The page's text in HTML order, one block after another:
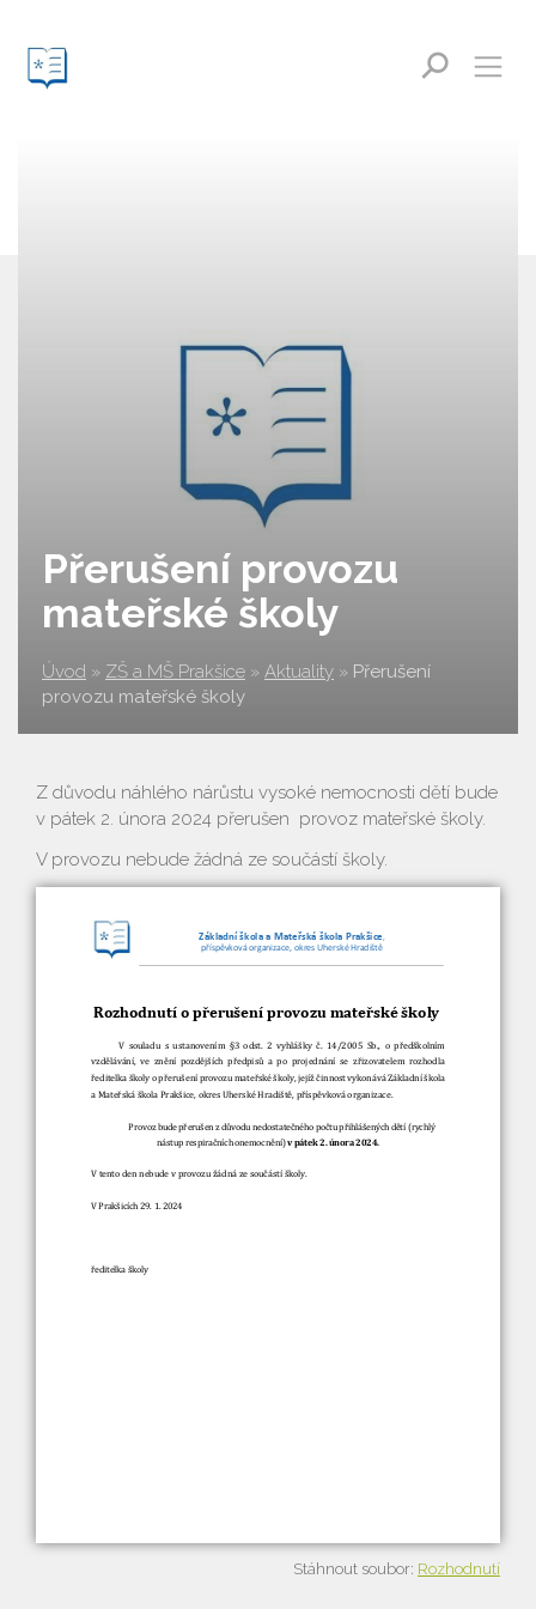
Vyhledávání na webu
Přerušení provozu
mateřské školy
Úvod » ZŠ a MŠ Prakšice » Aktuality » Přerušení
provozu mateřské školy
Z důvodu náhlého nárůstu vysoké nemocnosti dětí bude
v pátek 2. února 2024 přerušen provoz mateřské školy.
V provozu nebude žádná ze součástí školy.
Stáhnout soubor: Rozhodnutí